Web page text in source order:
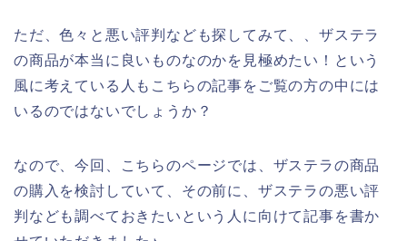
ただ、色々と悪い評判なども探してみて、、ザステラ
の商品が本当に良いものなのかを見極めたい！という
風に考えている人もこちらの記事をご覧の方の中には
いるのではないでしょうか？
なので、今回、こちらのページでは、ザステラの商品
の購入を検討していて、その前に、ザステラの悪い評
判なども調べておきたいという人に向けて記事を書か